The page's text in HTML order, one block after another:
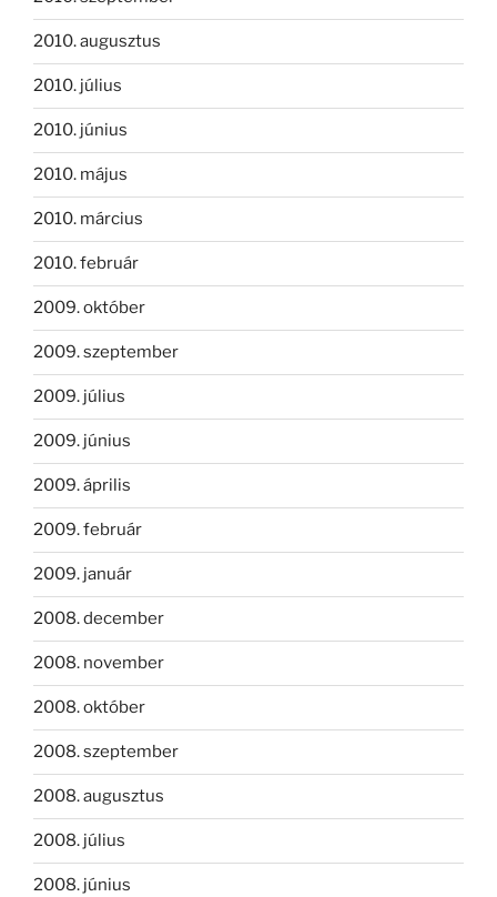
2010. augusztus
2010. július
2010. június
2010. május
2010. március
2010. február
2009. október
2009. szeptember
2009. július
2009. június
2009. április
2009. február
2009. január
2008. december
2008. november
2008. október
2008. szeptember
2008. augusztus
2008. július
2008. június